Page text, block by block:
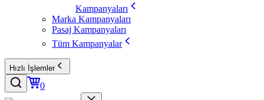
Kampanyaları
Marka Kampanyaları
Pasaj Kampanyaları
Tüm Kampanyalar
Hızlı İşlemler
0